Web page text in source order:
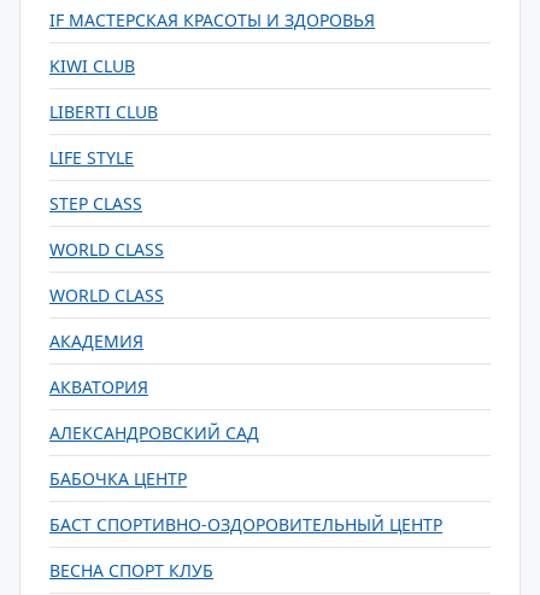
IF МАСТЕРСКАЯ КРАСОТЫ И ЗДОРОВЬЯ
KIWI CLUB
LIBERTI CLUB
LIFE STYLE
STEP CLASS
WORLD CLASS
WORLD CLASS
АКАДЕМИЯ
АКВАТОРИЯ
АЛЕКСАНДРОВСКИЙ САД
БАБОЧКА ЦЕНТР
БАСТ СПОРТИВНО-ОЗДОРОВИТЕЛЬНЫЙ ЦЕНТР
ВЕСНА СПОРТ КЛУБ